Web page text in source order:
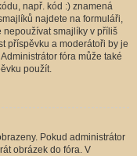
např. kód :) znamená
najdete na formuláři,
nepoužívat smajlíky v příliš
příspěvku a moderátoři by je
fóra může také
použít.
Pokud administrátor
obrázek do fóra. V